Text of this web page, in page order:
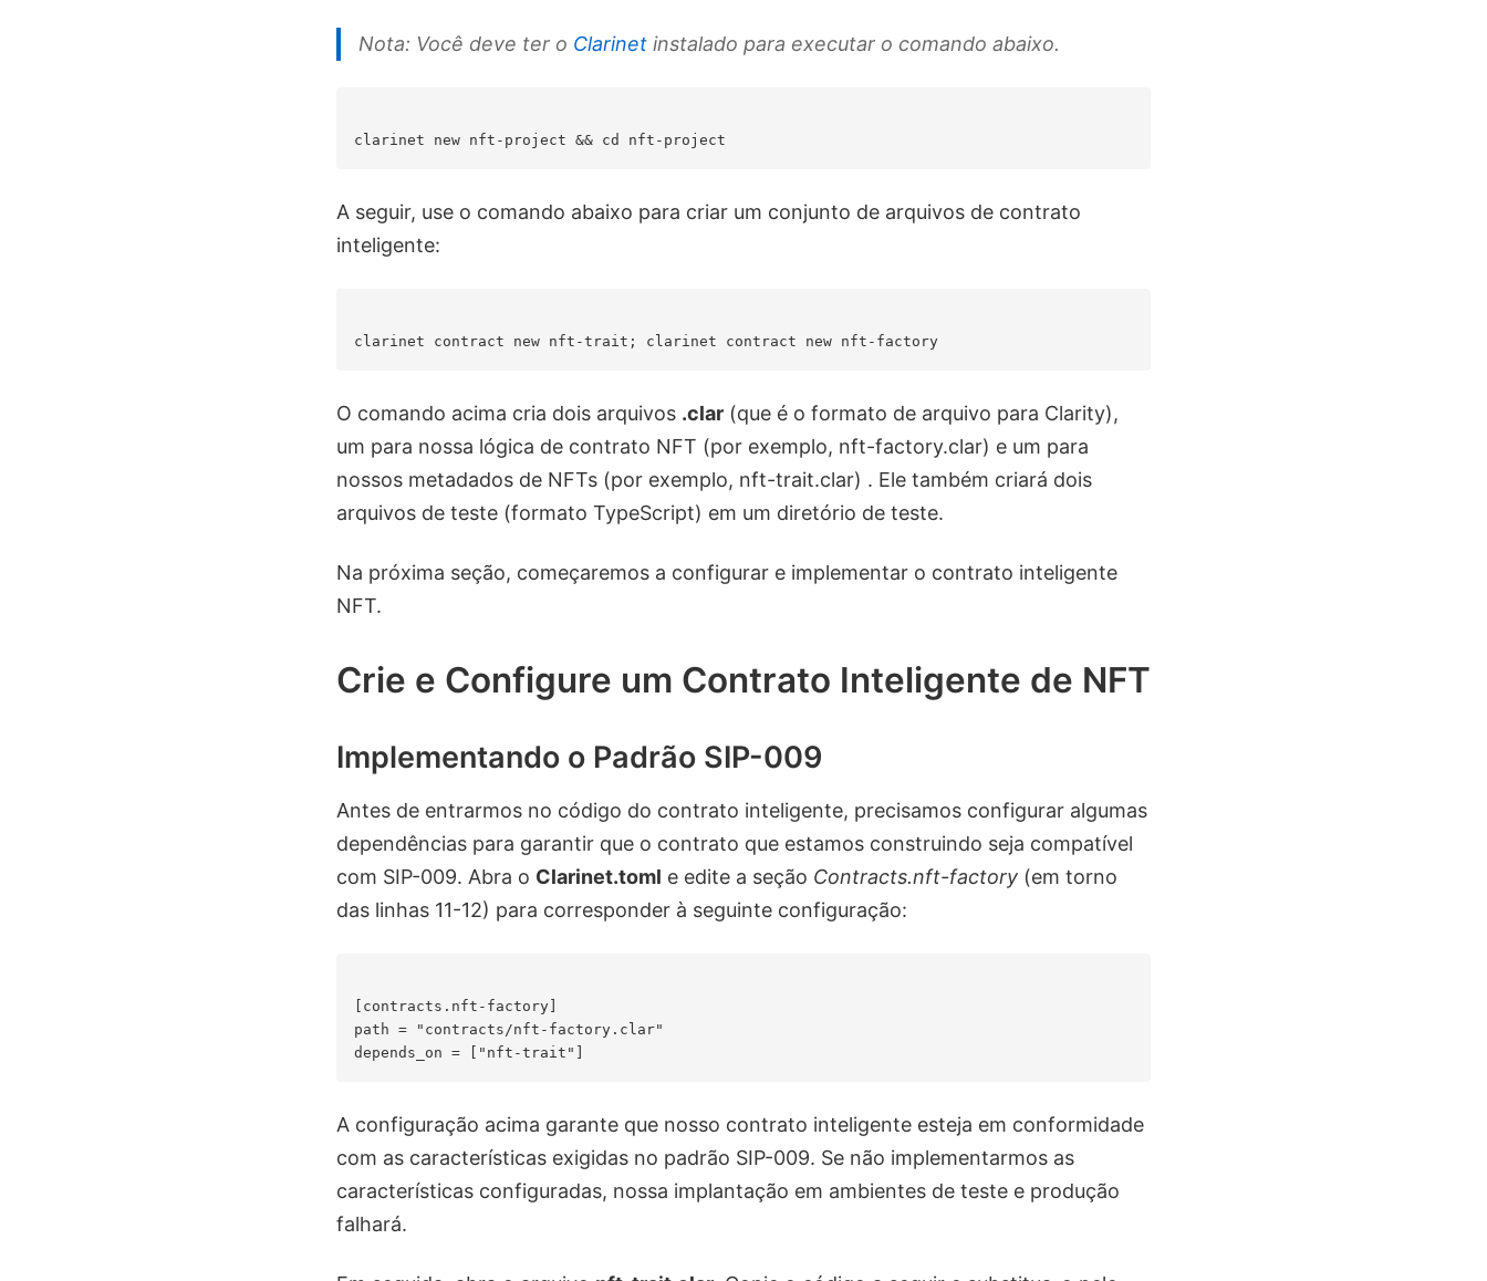
Nota: Você deve ter o Clarinet instalado para executar o comando abaixo.
A seguir, use o comando abaixo para criar um conjunto de arquivos de contrato
inteligente:
O comando acima cria dois arquivos .clar (que é o formato de arquivo para Clarity),
um para nossa lógica de contrato NFT (por exemplo, nft-factory.clar) e um para
nossos metadados de NFTs (por exemplo, nft-trait.clar) . Ele também criará dois
arquivos de teste (formato TypeScript) em um diretório de teste.
Na próxima seção, começaremos a configurar e implementar o contrato inteligente
NFT.
Crie e Configure um Contrato Inteligente de NFT
Implementando o Padrão SIP-009
Antes de entrarmos no código do contrato inteligente, precisamos configurar algumas
dependências para garantir que o contrato que estamos construindo seja compatível
com SIP-009. Abra o Clarinet.toml e edite a seção Contracts.nft-factory (em torno
das linhas 11-12) para corresponder à seguinte configuração:
[contracts.nft-factory]
path = "contracts/nft-factory.clar"
A configuração acima garante que nosso contrato inteligente esteja em conformidade
com as características exigidas no padrão SIP-009. Se não implementarmos as
características configuradas, nossa implantação em ambientes de teste e produção
falhará.